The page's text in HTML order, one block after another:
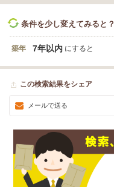
条件を少し変えてみると？
築年 7年以内 にすると
この検索結果をシェア
メールで送る